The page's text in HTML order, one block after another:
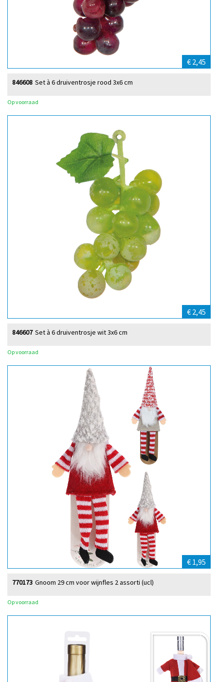
€ 2,45
Set à 6 druiventrosje rood 3x6 cm
846608
Op voorraad
€ 2,45
Set à 6 druiventrosje wit 3x6 cm
846607
Op voorraad
€ 1,95
Gnoom 29 cm voor wijnfles 2 assorti (ucl)
770173
Op voorraad